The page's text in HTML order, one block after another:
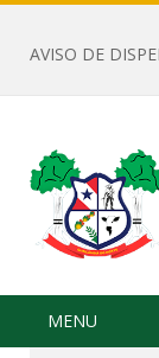
MENU